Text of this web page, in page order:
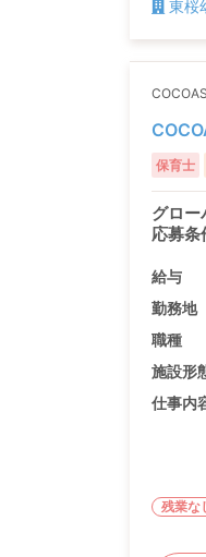
東桜
保育士
グロー
応募条
給与
勤務地
職種
施設形
仕事内
残業な